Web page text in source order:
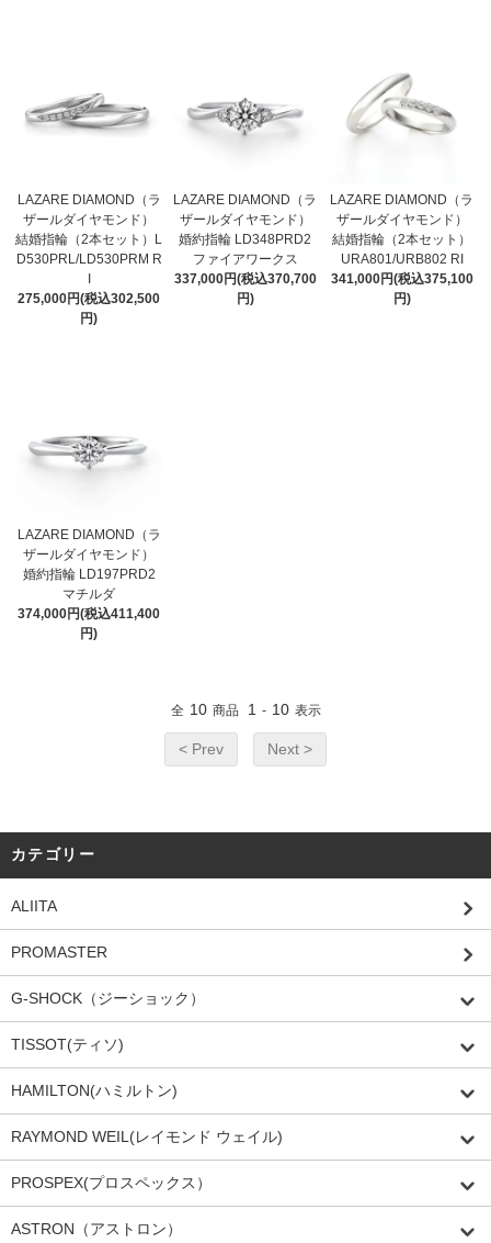
LAZARE DIAMOND（ラ
ザールダイヤモンド）
結婚指輪（2本セット）L
D530PRL/LD530PRM R
275,000円(税込302,500
円)
LAZARE DIAMOND（ラ
ザールダイヤモンド）
婚約指輪 LD348PRD2
ファイアワークス
337,000円(税込370,700
円)
LAZARE DIAMOND（ラ
ザールダイヤモンド）
結婚指輪（2本セット）
URA801/URB802 RI
341,000円(税込375,100
円)
LAZARE DIAMOND（ラ
ザールダイヤモンド）
婚約指輪 LD197PRD2
マチルダ
374,000円(税込411,400
円)
全 10 商品 1 - 10 表示
< Prev Next >
カテゴリー
ALIITA
PROMASTER
G-SHOCK（ジーショック）
TISSOT(ティソ)
HAMILTON(ハミルトン)
RAYMOND WEIL(レイモンド ウェイル)
PROSPEX(プロスペックス）
ASTRON（アストロン）